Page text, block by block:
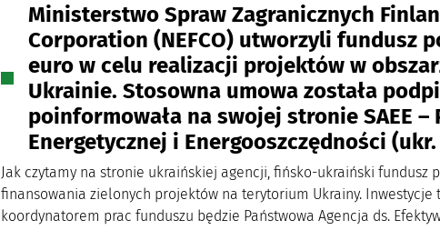
Ministerstwo Spraw Zagranicznych
Corporation (NEFCO) utworzyli fundusz
euro w celu realizacji projektów w
Ukrainie. Stosowna umowa została
poinformowała na swojej stronie SAEE
Energetycznej i Energooszczędności
Jak czytamy na stronie ukraińskiej agencji, fińsko-ukraiński fundusz
finansowania zielonych projektów na terytorium Ukrainy. Inwestycje
koordynatorem prac funduszu będzie Państwowa Agencja ds.